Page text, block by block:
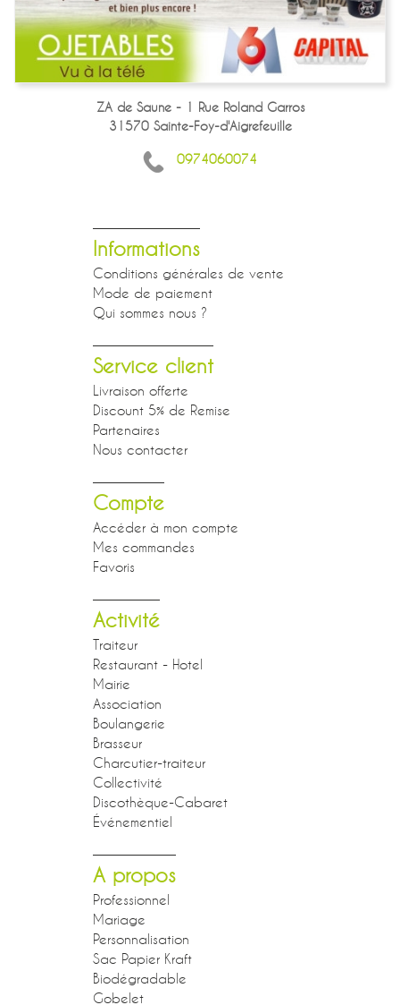
ZA de Saune - 1 Rue Roland Garros
31570 Sainte-Foy-d'Aigrefeuille
0974060074
Informations
Conditions générales de vente
Mode de paiement
Qui sommes nous ?
Service client
Livraison offerte
Discount 5% de Remise
Partenaires
Nous contacter
Compte
Accéder à mon compte
Mes commandes
Favoris
Activité
Traiteur
Restaurant - Hotel
Mairie
Association
Boulangerie
Brasseur
Charcutier-traiteur
Collectivité
Discothèque-Cabaret
Événementiel
A propos
Professionnel
Mariage
Personnalisation
Sac Papier Kraft
Biodégradable
Gobelet